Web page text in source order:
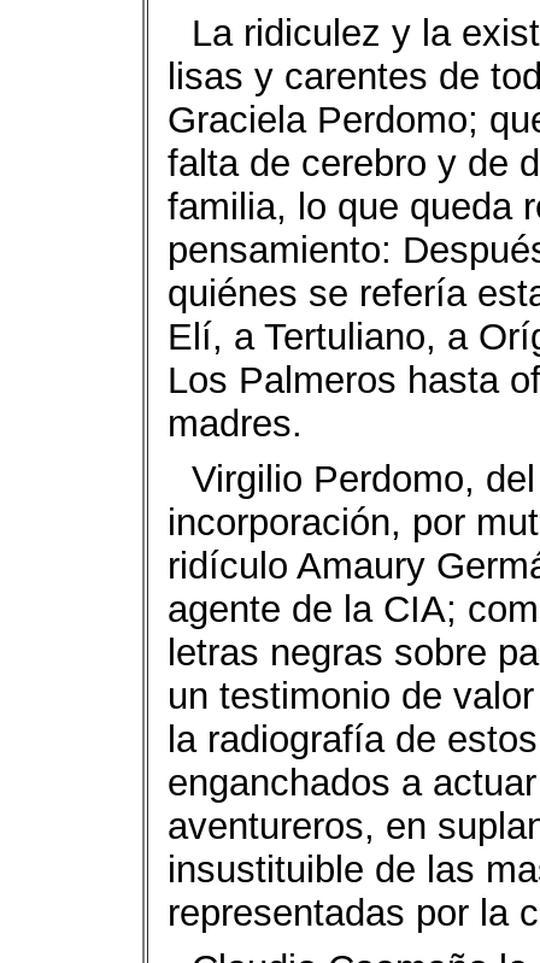
La ridiculez y la
lisas y carentes de
Graciela Perdomo;
falta de cerebro y de
familia, lo que queda
pensamiento:
quiénes se refería
Elí, a Tertuliano, a
Los Palmeros hasta
madres.
Virgilio Perdomo,
incorporación, por
ridículo Amaury
agente de la CIA;
letras negras sobre
un testimonio de
la radiografía de
enganchados a
aventureros, en
insustituible de las
representadas por la